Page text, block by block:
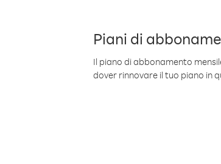
Piani di
Il piano di abbonamento
dover rinnovare il tuo piano in